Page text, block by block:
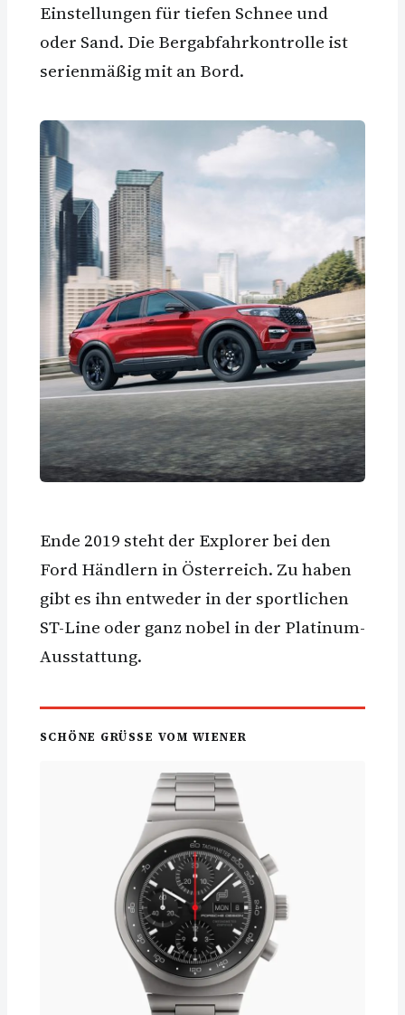
Einstellungen für tiefen Schnee und
oder Sand. Die Bergabfahrkontrolle ist
serienmäßig mit an Bord.
Ende 2019 steht der Explorer bei den
Ford Händlern in Österreich. Zu haben
gibt es ihn entweder in der sportlichen
ST-Line oder ganz nobel in der Platinum-
Ausstattung.
SCHÖNE GRÜSSE VOM WIENER